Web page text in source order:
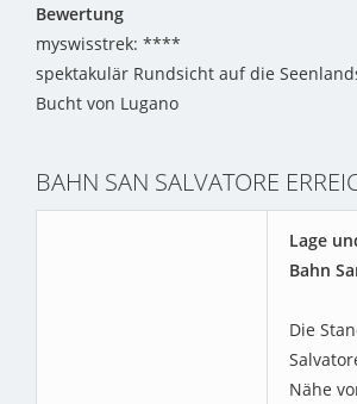
Bewertung
myswisstrek: ****
spektakulär Rundsicht auf die
Bucht von Lugano
BAHN SAN SALVATORE
Lage
Bahn
Die
Nähe